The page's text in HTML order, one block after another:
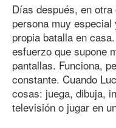
Días después, en
persona muy
propia batalla en
esfuerzo que supone
pantallas. Funciona,
constante. Cuando
cosas: juega, dibuja,
televisión o jugar en